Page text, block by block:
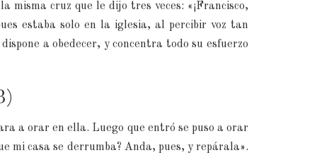
misma cruz que le dijo tres veces: «¡Francisco,
estaba solo en la iglesia, al percibir voz tan
a obedecer, y concentra todo su esfuerzo
a orar en ella. Luego que entró se puso a orar
mi casa se derrumba? Anda, pues, y repárala».